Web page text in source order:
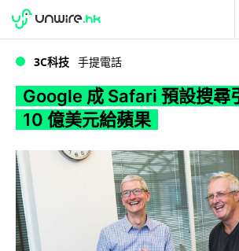
WWDC 2026
3C科技 手提電話
Google 成 Safari 預設搜
10 億美元給蘋果